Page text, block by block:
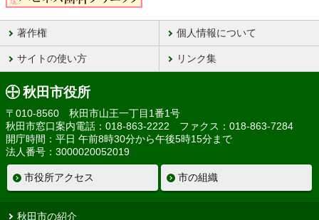
著作権 個人情報について
サイトの使い方 リンク集
秋田市役所
〒010-8560 秋田市山王一丁目1番1号
秋田市窓口案内電話：018-863-2222 ファクス：018-863-7284
開庁時間：平日 午前8時30分から午後5時15分まで
法人番号：3000020052019
市役所アクセス 市の組織
秋田市の紹介